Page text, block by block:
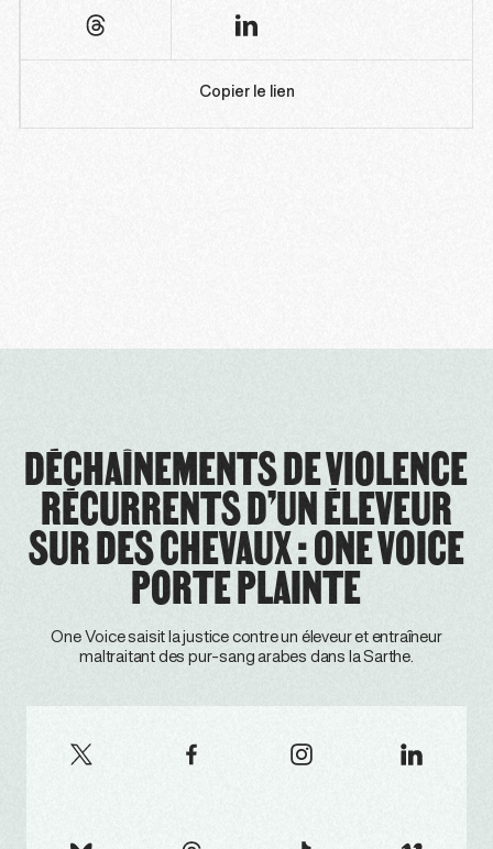
Copier le lien
DÉCHAÎNEMENTS DE VIOLENCE
RÉCURRENTS D’UN ÉLEVEUR
SUR DES CHEVAUX : ONE VOICE
PORTE PLAINTE
One Voice saisit la justice contre un éleveur et entraîneur
maltraitant des pur-sang arabes dans la Sarthe.